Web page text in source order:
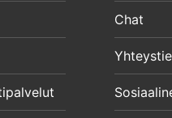
Chat